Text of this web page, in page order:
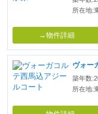
所在地:
→物件詳細
築年数
所在地: